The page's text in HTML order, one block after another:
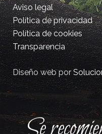
Aviso legal
Política de privacidad
Política de cookies
Transparencia
Diseño web por